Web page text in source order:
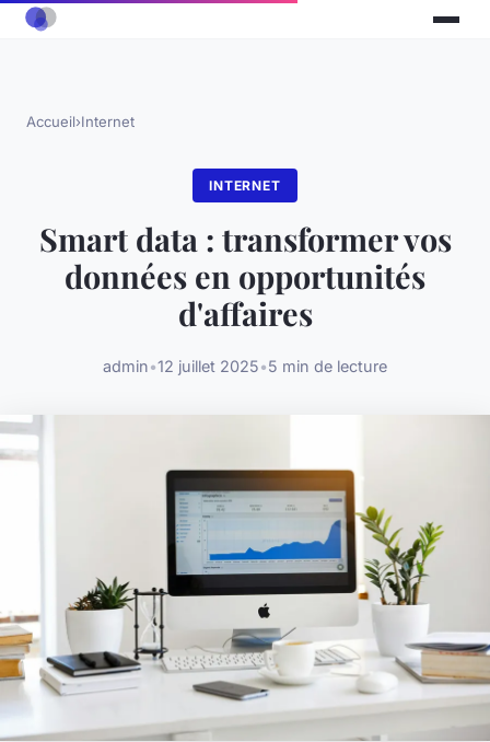
Accueil›Internet
INTERNET
Smart data : transformer vos
données en opportunités
d'affaires
admin•12 juillet 2025•5 min de lecture